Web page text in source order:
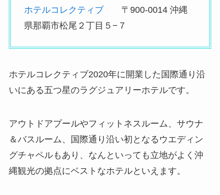
ホテルコレクティブ
〒900-0014 沖縄
県那覇市松尾２丁目５−７
ホテルコレクティブ2020年に開業した国際通り沿
いにある五つ星のラグジュアリーホテルです。
アウトドアプールやフィットネスルーム、サウナ
＆バスルーム、国際通り沿い初となるウエディン
グチャペルもあり、なんといっても立地がよく沖
縄観光の拠点にベストなホテルといえます。